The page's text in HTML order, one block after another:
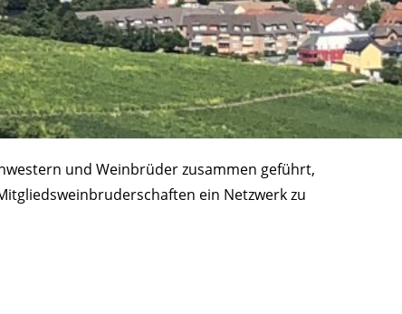
und Weinbrüder zusammen geführt,
ein Netzwerk zu